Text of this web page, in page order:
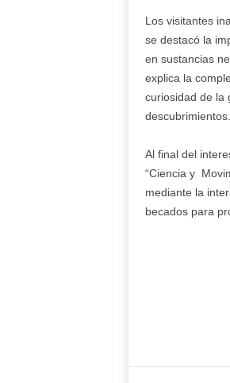
Los visitantes
se destacó la
en sustancias
explica la
curiosidad de la
descubrimientos.
Al final del
“Ciencia y
mediante la
becados para